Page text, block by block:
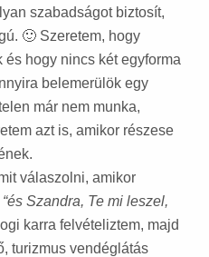
szabadságot biztosít,
🙂 Szeretem, hogy
hogy nincs két egyforma
belemerülök egy
már nem munka,
azt is, amikor részese
válaszolni, amikor
“és Szandra, Te mi leszel,
karra felvételiztem, majd
turizmus vendéglátás